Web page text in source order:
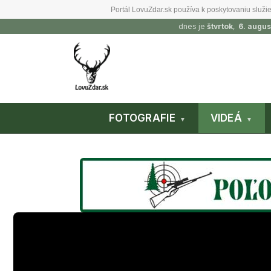
Portál LovuZdar.sk používa k poskytovaniu
dnes je štvrtok, 6.
FOTOGRAFIE VIDEÁ